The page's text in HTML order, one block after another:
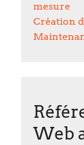
mesure
Création
Web